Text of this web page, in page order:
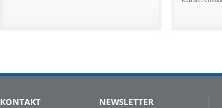
KONTAKT NEWSLETTER